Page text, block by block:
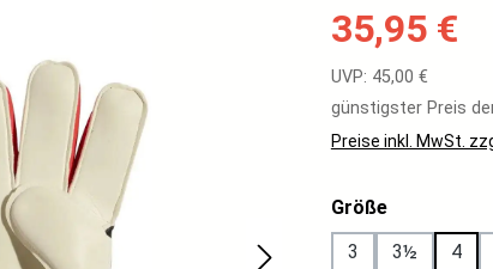
Verkaufspreis:
35,95 €
Regulärer Preis:
UVP: 45,00 €
günstigster Preis
Preise inkl. MwSt.
Größeauswählen
3
3½ 4